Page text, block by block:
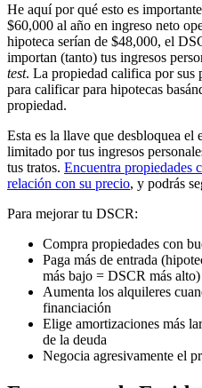
He aquí por qué esto es
$60,000 al año en ingreso neto
hipoteca serían de $48,000, el
importan (tanto) tus ingresos
test. La propiedad califica por sus
para calificar para hipotecas
propiedad.
Esta es la llave que desbloquea el
limitado por tus ingresos
tus tratos. Encuentra propiedades
relación con su precio, y podrás
Para mejorar tu DSCR:
Compra propiedades con
Paga más de entrada
más bajo = DSCR más alto)
Aumenta los alquileres
financiación
Elige amortizaciones más
de la deuda
Negocia agresivamente el